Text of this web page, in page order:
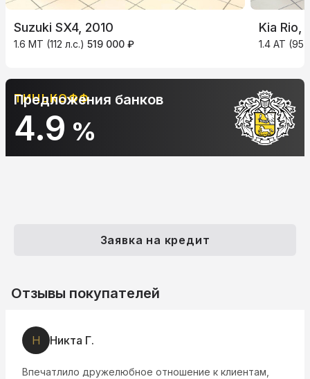
Suzuki SX4, 2010
1.6 MT (112 л.с.) 519 000 ₽
Kia Rio,
1.4 AT (95
ТИНЬКОФФ
4.9 %
Предложения банков
Заявка на кредит
Отзывы покупателей
Н Никта Г.
Впечатлило дружелюбное отношение к клиентам,